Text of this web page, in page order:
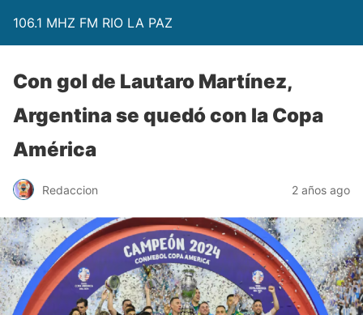
106.1 MHZ FM RIO LA PAZ
Con gol de Lautaro Martínez,
Argentina se quedó con la Copa
América
Redaccion 2 años ago